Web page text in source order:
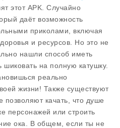
этот APK. Случайно
даёт возможность
приколами, включая
и ресурсов. Но это не
нашли способ иметь
шиковать на полную катушку.
реально
жизни! Также существуют
позволяют качать, что душе
персонажей или строить
ока. В общем, если ты не